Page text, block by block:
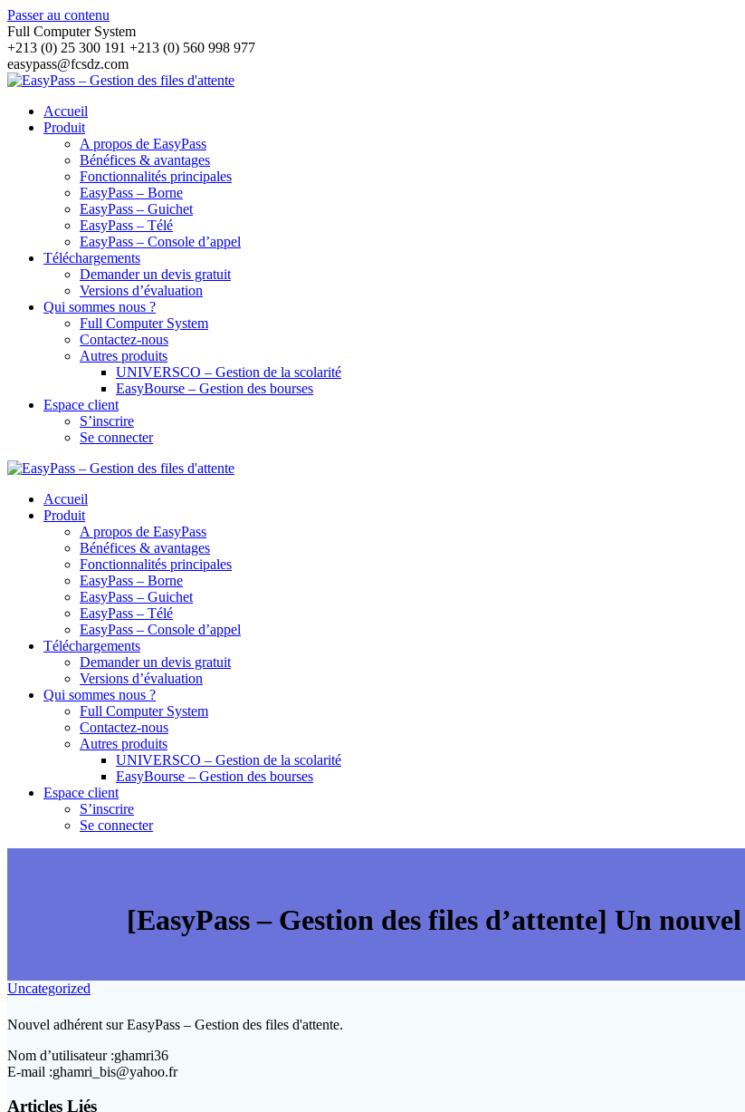
Passer au contenu
Full Computer System
+213 (0) 25 300 191 +213 (0) 560 998 977
easypass@fcsdz.com
Accueil
Produit
A propos de EasyPass
Bénéfices & avantages
Fonctionnalités principales
EasyPass – Borne
EasyPass – Guichet
EasyPass – Télé
EasyPass – Console d’appel
Téléchargements
Demander un devis gratuit
Versions d’évaluation
Qui sommes nous ?
Full Computer System
Contactez-nous
Autres produits
UNIVERSCO – Gestion de la scolarité
EasyBourse – Gestion des bourses
Espace client
S’inscrire
Se connecter
Accueil
Produit
A propos de EasyPass
Bénéfices & avantages
Fonctionnalités principales
EasyPass – Borne
EasyPass – Guichet
EasyPass – Télé
EasyPass – Console d’appel
Téléchargements
Demander un devis gratuit
Versions d’évaluation
Qui sommes nous ?
Full Computer System
Contactez-nous
Autres produits
UNIVERSCO – Gestion de la scolarité
EasyBourse – Gestion des bourses
Espace client
S’inscrire
Se connecter
[EasyPass – Gestion des files d’attente] Un
Uncategorized
Nouvel adhérent sur EasyPass – Gestion des files d'attente.
Nom d’utilisateur :ghamri36
E-mail :ghamri_bis@yahoo.fr
Articles Liés